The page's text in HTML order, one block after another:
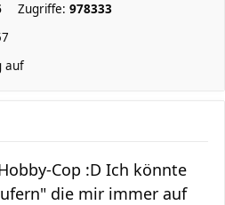
Zugriffe: 978333
auf
Cop :D Ich könnte
die mir immer auf